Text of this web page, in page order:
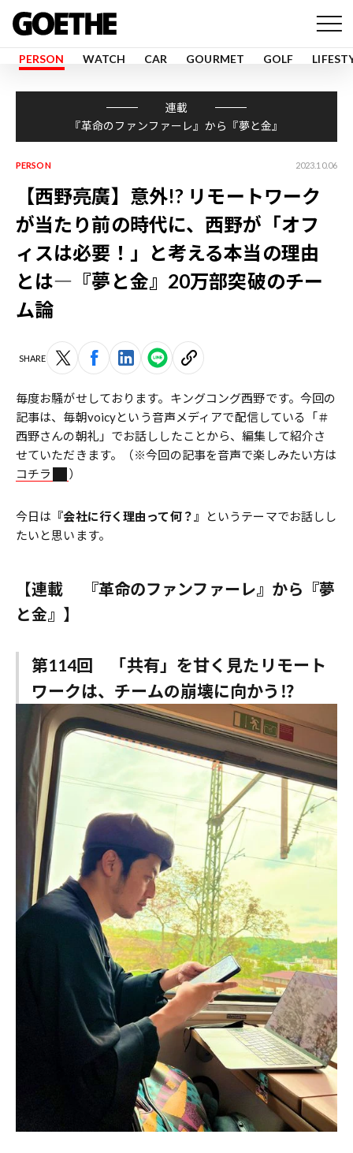
PERSON WATCH CAR GOURMET GOLF
連載
『革命のファンファーレ』から『夢と金』
PERSON 2023.10.06
【西野亮廣】意外!? リモートワーク
が当たり前の時代に、西野が「オフ
ィスは必要！」と考える本当の理由
とは―『夢と金』20万部突破のチー
ム論
SHARE
毎度お騒がせしております。キングコング西野です。今回の
記事は、毎朝voicyという音声メディアで配信している「＃
西野さんの朝礼」でお話ししたことから、編集して紹介さ
せていただきます。（※今回の記事を音声で楽しみたい方は
コチラ
）
今日は 『会社に行く理由って何？』
というテーマでお話しし
たいと思います。
【連載 『革命のファンファーレ』から『夢
と金』】
第114回
「共有」を甘く見たリモート
ワークは、チームの崩壊に向かう⁉